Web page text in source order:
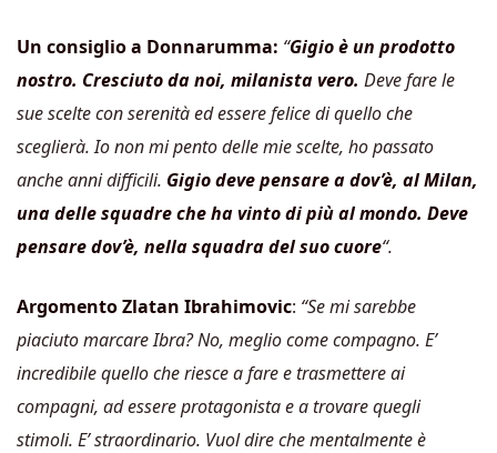
Un consiglio a Donnarumma: “Gigio è un prodotto
nostro. Cresciuto da noi, milanista vero. Deve fare le
sue scelte con serenità ed essere felice di quello che
sceglierà. Io non mi pento delle mie scelte, ho passato
anche anni difficili. Gigio deve pensare a dov’è, al Milan,
una delle squadre che ha vinto di più al mondo. Deve
pensare dov’è, nella squadra del suo cuore“.
Argomento Zlatan Ibrahimovic: “Se mi sarebbe
piaciuto marcare Ibra? No, meglio come compagno. E’
incredibile quello che riesce a fare e trasmettere ai
compagni, ad essere protagonista e a trovare quegli
stimoli. E’ straordinario. Vuol dire che mentalmente è